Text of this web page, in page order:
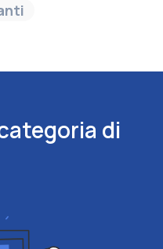
di